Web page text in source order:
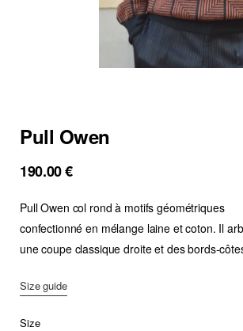
Pull Owen
190.00€
Pull Owen col rond à motifs géométriques
confectionné en mélange laine et coton. Il
une coupe classique droite et des bords-
Size guide
Size